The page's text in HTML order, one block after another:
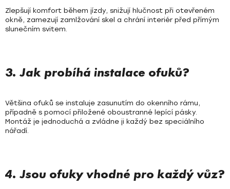
Zlepšují komfort během jízdy, snižují hlučnost při otevřeném
okně, zamezují zamlžování skel a chrání interiér před přímým
slunečním svitem.
3. Jak probíhá instalace ofuků?
Většina ofuků se instaluje zasunutím do okenního rámu,
případně s pomocí přiložené oboustranné lepící pásky.
Montáž je jednoduchá a zvládne ji každý bez speciálního
nářadí.
4. Jsou ofuky vhodné pro každý vůz?